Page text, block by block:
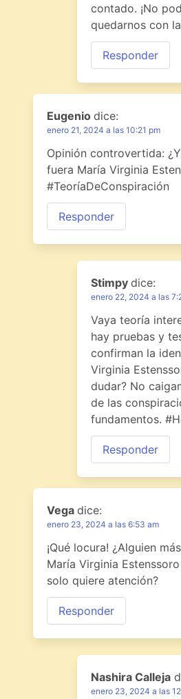
contado. ¡No
quedarnos con
Responder
Eugenio dice:
enero 21, 2024 a las 10:21 pm
Opinión controvertida:
fuera María Virginia
#TeoríaDeConspiración
Responder
Stimpy dice:
enero 22, 2024 a las
Vaya teoría
hay pruebas y
confirman la
Virginia
dudar? No
de las
fundamentos.
Responder
Vega dice:
enero 23, 2024 a las 6:53 am
¡Qué locura! ¿Alguien
María Virginia
solo quiere atención?
Responder
Nashira Calleja
enero 23, 2024 a las